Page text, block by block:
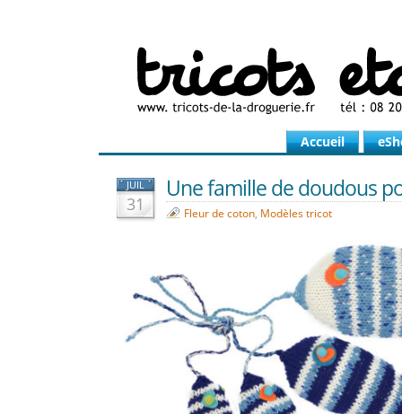
Accueil
JUIL
31
Une famille de doudous
Fleur de coton, Modèles tricot